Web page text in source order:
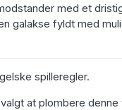
med et
galakse fyldt med
spilleregler.
at plombere